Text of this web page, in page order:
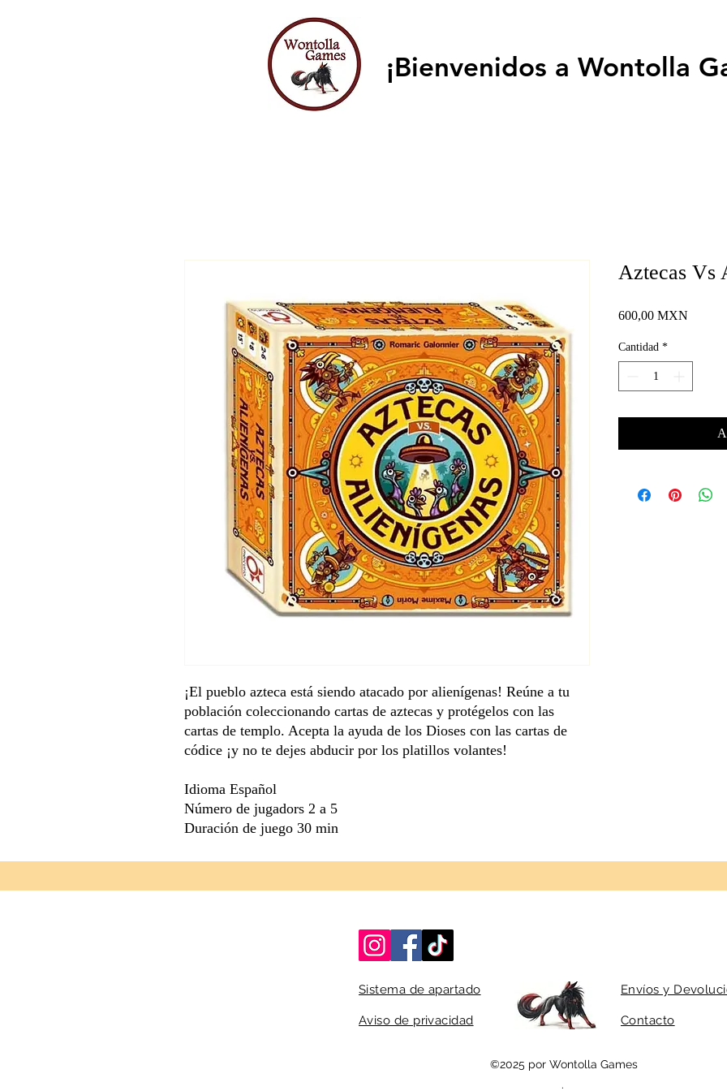
¡Bienvenidos a Wontolla
¡El pueblo azteca está siendo atacado por alienígenas! Reúne a tu
población coleccionando cartas de aztecas y protégelos con las
cartas de templo. Acepta la ayuda de los Dioses con las cartas de
códice ¡y no te dejes abducir por los platillos volantes!
Idioma Español
Número de jugadors 2 a 5
Duración de juego 30 min
Aztecas Vs
600,00 MXN
Cantidad *
Sistema de apartado
Aviso de privacidad
Envíos y
Contacto
©2025 por Wontolla Games
.